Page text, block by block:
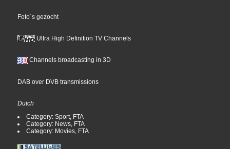
Foto´s gezocht
Ultra High Definition TV Channels
Channels broadcasting in 3D
DAB over DVB transmissions
Dutch
Category: Sport, FTA
Category: News, FTA
Category: Movies, FTA